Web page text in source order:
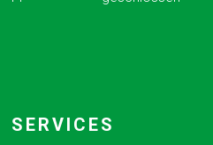
SERVICES